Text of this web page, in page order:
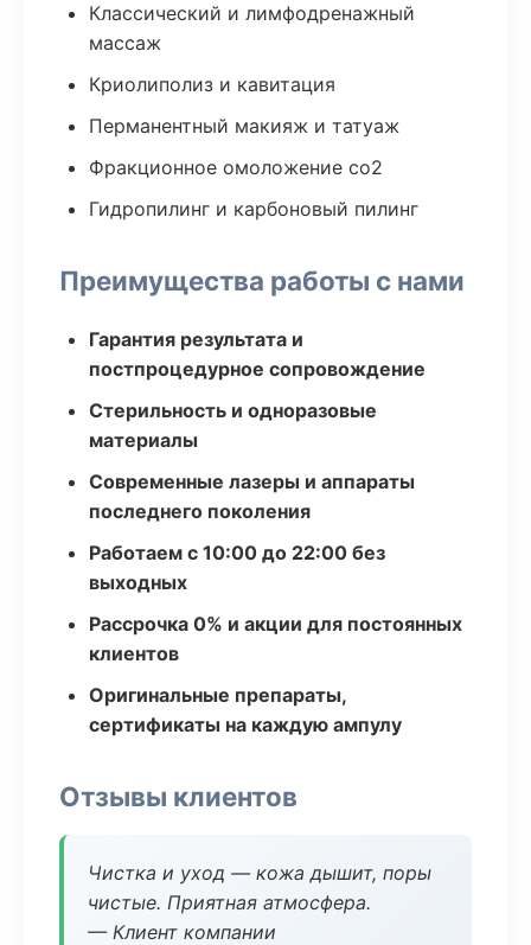
Классический и лимфодренажный
массаж
Криолиполиз и кавитация
Перманентный макияж и татуаж
Фракционное омоложение co2
Гидропилинг и карбоновый пилинг
Преимущества работы с нами
Гарантия результата и
постпроцедурное сопровождение
Стерильность и одноразовые
материалы
Современные лазеры и аппараты
последнего поколения
Работаем с 10:00 до 22:00 без
выходных
Рассрочка 0% и акции для постоянных
клиентов
Оригинальные препараты,
сертификаты на каждую ампулу
Отзывы клиентов
Чистка и уход — кожа дышит, поры
чистые. Приятная атмосфера.
— Клиент компании